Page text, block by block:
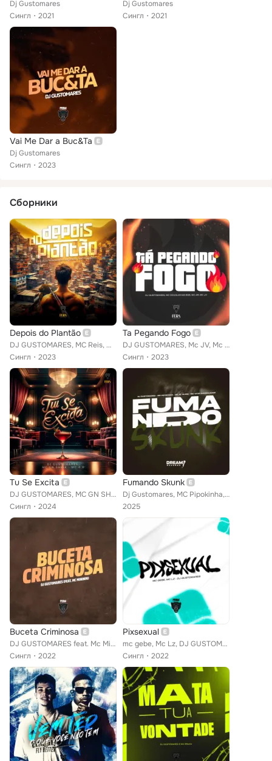
Dj Gustomares
Сингл
2021
Dj Gustomares
Сингл
2021
Vai Me Dar a Buc&Ta
Dj Gustomares
Сингл
2023
Сборники
Depois do Plantão
DJ GUSTOMARES, MC Reis, MC RANGEL
Сингл
2023
Ta Pegando Fogo
DJ GUSTOMARES, Mc JV, Mc A.R feat. mc douglinhas bdb
Сингл
2023
Tu Se Excita
DJ GUSTOMARES, MC GN SHEIK, Mc A.R
Сингл
2024
Fumando Skunk
Dj Gustomares, MC Pipokinha, mc pl alves, Mc Vitinho Avassalador
2025
Buceta Criminosa
DJ GUSTOMARES feat. Mc Mininin
Сингл
2022
Pixsexual
mc gebe, Mc Lz, DJ GUSTOMARES
Сингл
2022